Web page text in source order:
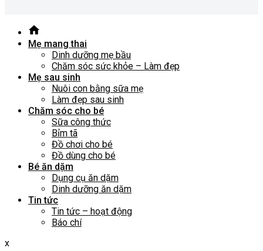
Mẹ mang thai
Dinh dưỡng mẹ bầu
Chăm sóc sức khỏe – Làm đẹp
Mẹ sau sinh
Nuôi con bằng sữa mẹ
Làm đẹp sau sinh
Chăm sóc cho bé
Sữa công thức
Bỉm tã
Đồ chơi cho bé
Đồ dùng cho bé
Bé ăn dặm
Dụng cụ ăn dặm
Dinh dưỡng ăn dặm
Tin tức
Tin tức – hoạt động
Báo chí
x